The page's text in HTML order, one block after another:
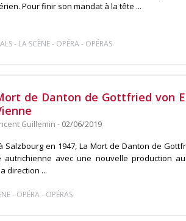
Pour finir son mandat à la tête ...
- LA SCÈNE- OPÉRA- OPÉRAS
de Danton de Gottfried von
Guillemin - 02/06/2019
Salzbourg en 1947, La Mort de Danton de
autrichienne avec une nouvelle production
direction ...
- OPÉRA- OPÉRAS